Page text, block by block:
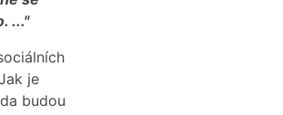
..."
je
budou